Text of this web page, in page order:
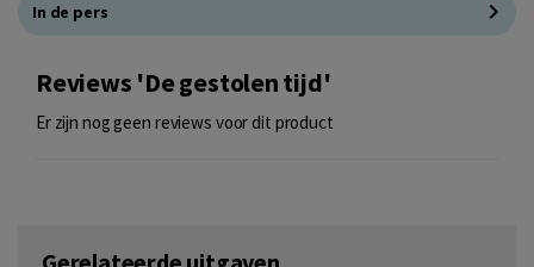
In de pers
Reviews 'De gestolen tijd'
Er zijn nog geen reviews voor dit product